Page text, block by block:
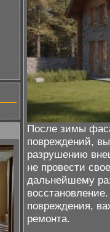
После зимы
повреждений,
разрушению
не провести
дальнейшему
повреждения,
ремонта.